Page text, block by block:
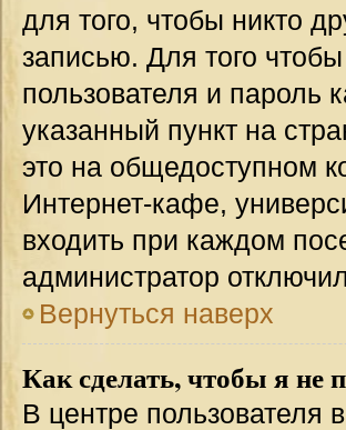
для того, чтобы никто
записью. Для того
пользователя и пароль
указанный пункт на
это на общедоступном
Интернет-кафе,
входить при каждом
администратор
Вернуться наверх
Как сделать, чтобы я не
В центре пользователя